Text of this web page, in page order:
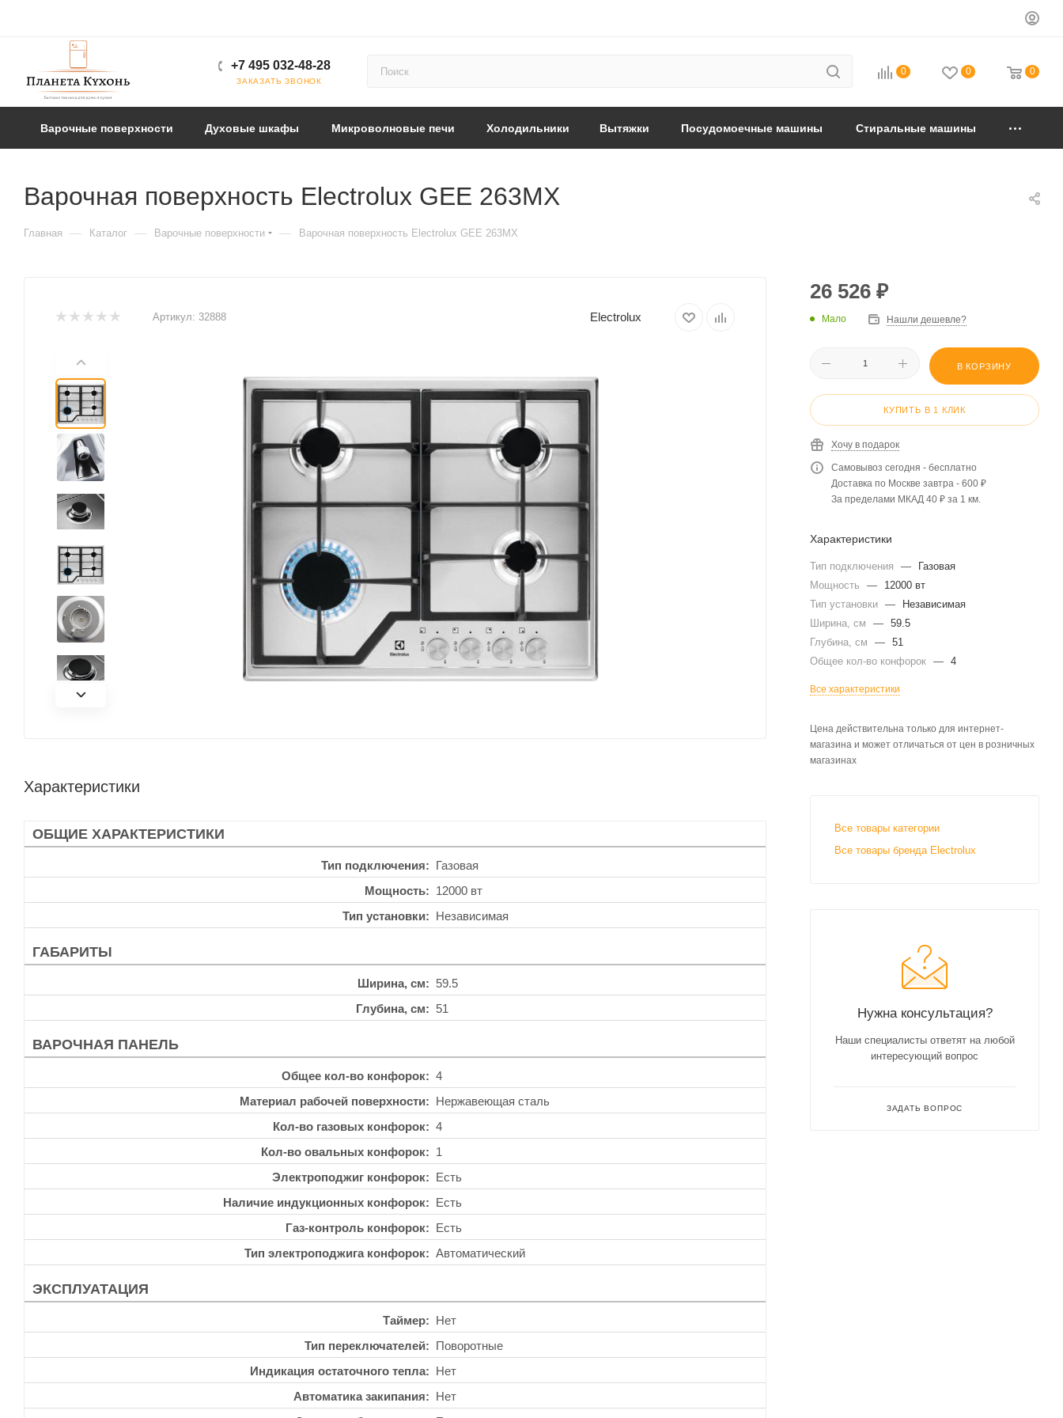
+7 495 032-48-28
ЗАКАЗАТЬ ЗВОНОК
0 0 0
Варочные поверхности Духовые шкафы Микроволновые печи Холодильники Вытяжки Посудомоечные машины Стиральные машины
Варочная поверхность Electrolux GEE 263MX
Главная — Каталог — Варочные поверхности — Варочная поверхность Electrolux GEE 263MX
Артикул: 32888 Electrolux
Характеристики
ОБЩИЕ ХАРАКТЕРИСТИКИ
Тип подключения
Газовая
Мощность
12000 вт
Тип установки
Независимая
ГАБАРИТЫ
Ширина, см
59.5
Глубина, см
51
ВАРОЧНАЯ ПАНЕЛЬ
Общее кол-во конфорок
4
Материал рабочей поверхности
Нержавеющая сталь
Кол-во газовых конфорок
4
Кол-во овальных конфорок
1
Электроподжиг конфорок
Есть
Наличие индукционных конфорок
Есть
Газ-контроль конфорок
Есть
Тип электроподжига конфорок
Автоматический
ЭКСПЛУАТАЦИЯ
Таймер
Нет
Тип переключателей
Поворотные
Индикация остаточного тепла
Нет
Автоматика закипания
Нет
26 526 ₽
Мало Нашли дешевле?
В КОРЗИНУ
КУПИТЬ В 1 КЛИК
Хочу в подарок
Самовывоз сегодня - бесплатно
Доставка по Москве завтра - 600 ₽
За пределами МКАД 40 ₽ за 1 км.
Характеристики
Тип подключения —
Газовая
Мощность
—
12000 вт
Тип установки —
Независимая
Ширина, см
— 59.5
Глубина, см
— 51
Общее кол-во конфорок — 4
Все характеристики
Цена действительна только для интернет-
магазина и может отличаться от цен в розничных
магазинах
Все товары категории
Все товары бренда Electrolux
Нужна консультация?
Наши специалисты ответят на любой
интересующий вопрос
ЗАДАТЬ ВОПРОС